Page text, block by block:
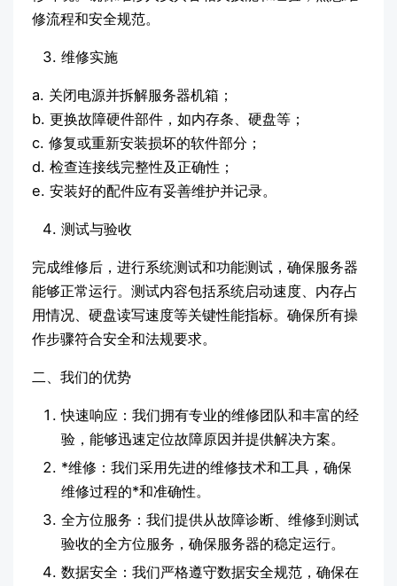
修流程和安全规范。
维修实施
a. 关闭电源并拆解服务器机箱；
b. 更换故障硬件部件，如内存条、硬盘等；
c. 修复或重新安装损坏的软件部分；
d. 检查连接线完整性及正确性；
e. 安装好的配件应有妥善维护并记录。
测试与验收
完成维修后，进行系统测试和功能测试，确保服务器
能够正常运行。测试内容包括系统启动速度、内存占
用情况、硬盘读写速度等关键性能指标。确保所有操
作步骤符合安全和法规要求。
二、我们的优势
快速响应：我们拥有专业的维修团队和丰富的经
验，能够迅速定位故障原因并提供解决方案。
*维修：我们采用先进的维修技术和工具，确保
维修过程的*和准确性。
全方位服务：我们提供从故障诊断、维修到测试
验收的全方位服务，确保服务器的稳定运行。
数据安全：我们严格遵守数据安全规范，确保在